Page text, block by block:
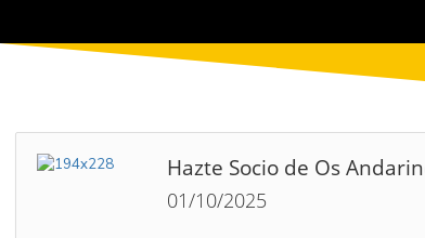
Hazte Socio de Os
01/10/2025